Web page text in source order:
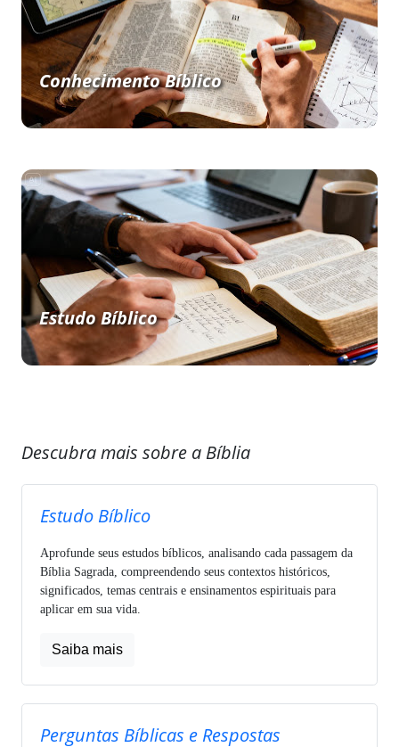
Conhecimento Bíblico
Estudo Bíblico
Descubra mais sobre a Bíblia
Estudo Bíblico
Aprofunde seus estudos bíblicos, analisando cada passagem da
Bíblia Sagrada, compreendendo seus contextos históricos,
significados, temas centrais e ensinamentos espirituais para
aplicar em sua vida.
Saiba mais
Perguntas Bíblicas e Respostas